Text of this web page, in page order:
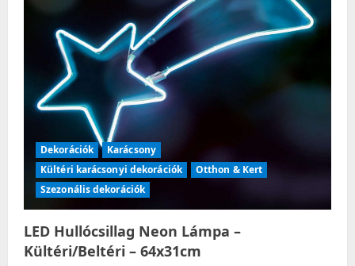
Dekorációk
Karácsony
Kültéri karácsonyi dekorációk
Otthon & Kert
Szezonális dekorációk
LED Hullócsillag Neon Lámpa –
Kültéri/Beltéri – 64x31cm